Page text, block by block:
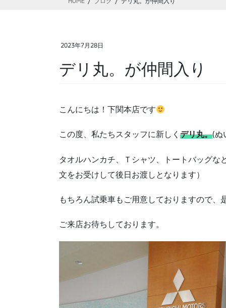
2023年7月28日
デリ丸。が仲間入り
こんにちは！下関本店です
この度、私たちスタッフに新しく デリ丸。(ぬ
タオルハンカチ、Ｔシャツ、トートバッグ
文をお受けして後日お渡しとなります）
もちろん試乗車もご用意しておりますので、
ご来店お待ちしております。